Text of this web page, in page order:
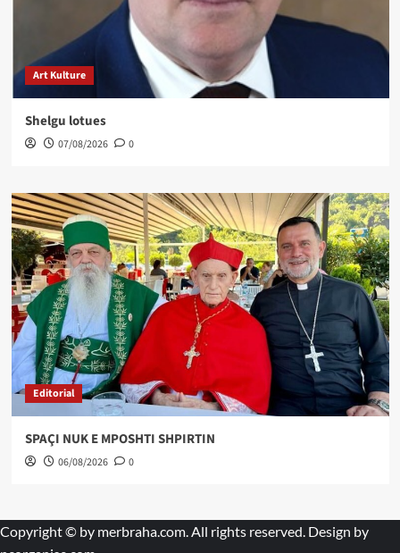
Art Kulture
Shelgu lotues
07/08/2026 0
Editorial
SPAÇI NUK E MPOSHTI SHPIRTIN
06/08/2026 0
Copyright © by merbraha.com . All rights reserved. Design by